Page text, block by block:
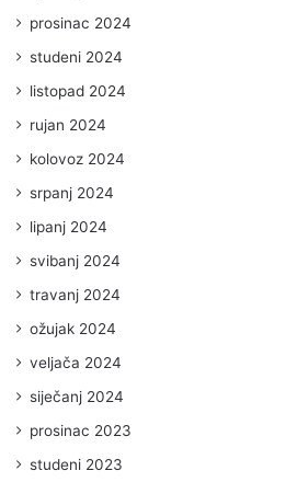
prosinac 2024
studeni 2024
listopad 2024
rujan 2024
kolovoz 2024
srpanj 2024
lipanj 2024
svibanj 2024
travanj 2024
ožujak 2024
veljača 2024
siječanj 2024
prosinac 2023
studeni 2023